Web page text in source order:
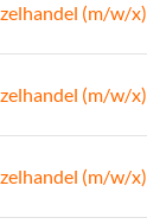
(m/w/x)
(m/w/x)
(m/w/x)